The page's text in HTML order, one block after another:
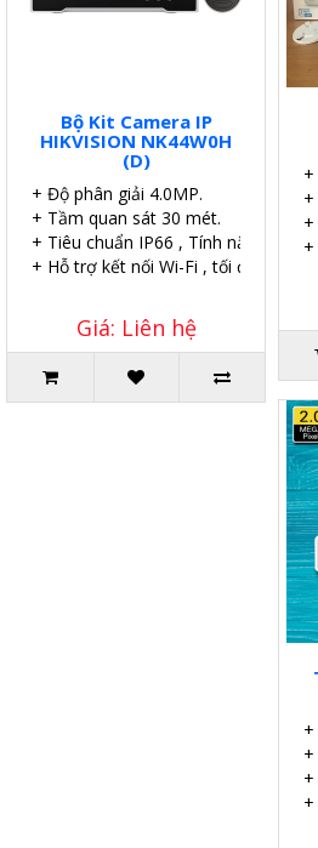
Bộ Kit Camera IP
HIKVISION NK44W0H
(D)
+ Độ phân giải 4.0MP.
+ Tầm quan sát 30 mét.
+ Tiêu chuẩn IP66 , Tính năng
+ Hỗ trợ kết nối Wi-Fi , tối đa 120m.
Giá: Liên hệ
+